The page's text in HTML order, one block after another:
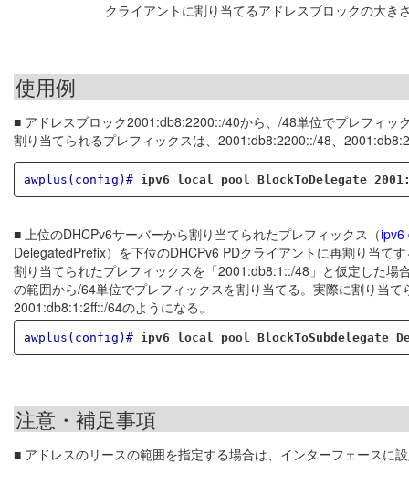
クライアントに割り当てるアドレスブロックの大き
使用例
■ アドレスブロック2001:db8:2200::/40から、/48単位でプレフィ
割り当てられるプレフィックスは、2001:db8:2200::/48、
awplus(config)# ipv6 local pool BlockToDelegate
■ 上位のDHCPv6サーバーから割り当てられたプレフィックス（ipv6
DelegatedPrefix）を下位のDHCPv6 PDクライアントに再割り当て
割り当てられたプレフィックスを「2001:db8:1::/48」と仮定した
の範囲から/64単位でプレフィックスを割り当てる。実際に割り当
2001:db8:1:2ff::/64のようになる。
awplus(config)# ipv6 local pool BlockToSubdelegate
注意・補足事項
■ アドレスのリースの範囲を指定する場合は、インターフェースに